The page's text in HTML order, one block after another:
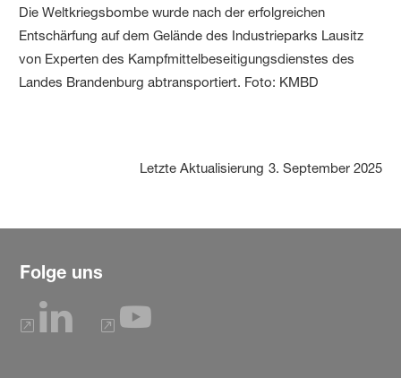
Die Weltkriegs­bombe wurde nach der erfolg­reichen
Entschärfung auf dem Gelände des Industrieparks Lausitz
von Experten des Kampf­mittel­besei­tigungs­dienstes des
Landes Brandenburg abtransportiert. Foto: KMBD
Letzte Aktualisierung 3. September 2025
Folge uns